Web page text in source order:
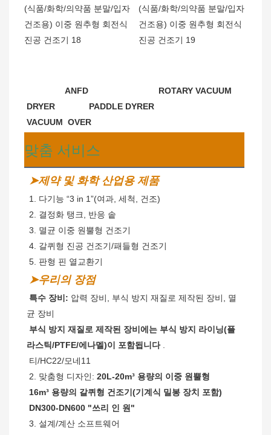
ANFD                             ROTARY VACUUM
DRYER              PADDLE DYRER
VACUUM  OVER
맞춤 서비스
➤제약 및 화학 산업용 제품
1. 다기능 “3 in 1”(여과, 세척, 건조)
2. 결정화 탱크, 반응 솥
3. 멸균 이중 원뿔형 건조기
4. 갈퀴형 진공 건조기/패들형 건조기
5. 판형 핀 열교환기
➤우리의 장점
특수 장비: 압력 장비, 부식 방지 재질로 제작된 장비, 멸
균 장비
부식 방지 재질로 제작된 장비에는 부식 방지 라이닝(플
라스틱/PTFE/에나멜)이 포함됩니다 .
티/HC22/모네11
2. 맞춤형 디자인: 20L-20m³ 용량의 이중 원뿔형
16m³ 용량의 갈퀴형 건조기(기계식 밀봉 장치 포함)
DN300-DN600 "쓰리 인 원"
3. 설계/계산 소프트웨어